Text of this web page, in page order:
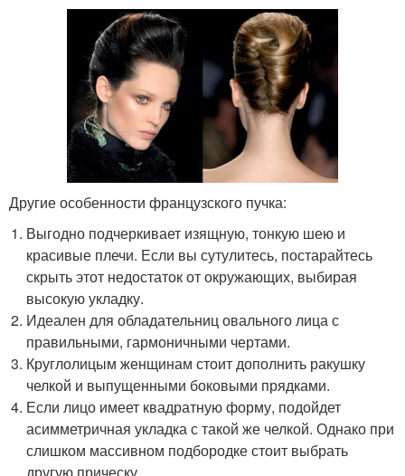
Другие особенности французского пучка:
Выгодно подчеркивает изящную, тонкую шею и
красивые плечи. Если вы сутулитесь, постарайтесь
скрыть этот недостаток от окружающих, выбирая
высокую укладку.
Идеален для обладательниц овального лица с
правильными, гармоничными чертами.
Круглолицым женщинам стоит дополнить ракушку
челкой и выпущенными боковыми прядками.
Если лицо имеет квадратную форму, подойдет
асимметричная укладка с такой же челкой. Однако при
слишком массивном подбородке стоит выбрать